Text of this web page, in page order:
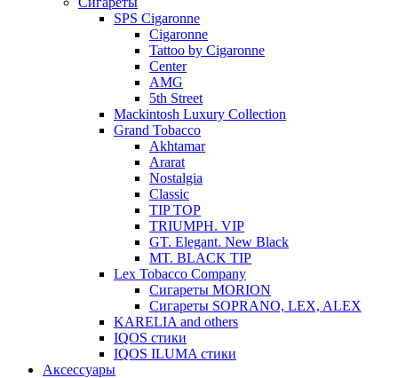
SPS Cigaronne
Сigaronne
Tattoo by Cigaronne
Center
AMG
5th Street
Mackintosh Luxury Collection
Grand Tobacco
Akhtamar
Ararat
Nostalgia
Classic
TIP TOP
TRIUMPH. VIP
GT. Elegant. New Black
MT. BLACK TIP
Lex Tobacco Company
Сигареты MORION
Сигареты SOPRANO, LEX, ALEX
KARELIA and others
IQOS стики
IQOS ILUMA стики
Аксессуары